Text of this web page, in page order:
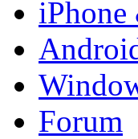
iPhone
Forum